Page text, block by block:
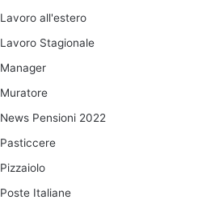
Lavoro all'estero
Lavoro Stagionale
Manager
Muratore
News Pensioni 2022
Pasticcere
Pizzaiolo
Poste Italiane